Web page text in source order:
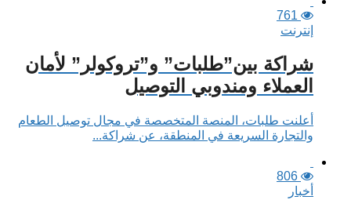
761
إنترنت
شراكة بين”طلبات” و”تروكولر” لأمان
العملاء ومندوبي التوصيل
أعلنت طلبات، المنصة المتخصصة في مجال توصيل الطعام
والتجارة السريعة في المنطقة، عن شراكة...
806
أخبار